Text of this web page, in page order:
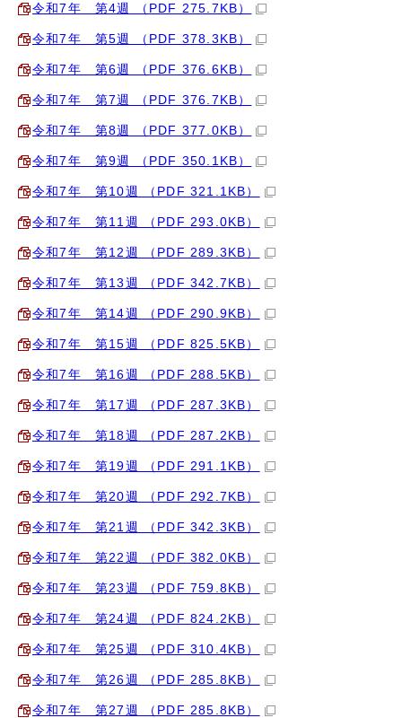
令和7年 第4週 （PDF 275.7KB）
令和7年 第5週 （PDF 378.3KB）
令和7年 第6週 （PDF 376.6KB）
令和7年 第7週 （PDF 376.7KB）
令和7年 第8週 （PDF 377.0KB）
令和7年 第9週 （PDF 350.1KB）
令和7年 第10週 （PDF 321.1KB）
令和7年 第11週 （PDF 293.0KB）
令和7年 第12週 （PDF 289.3KB）
令和7年 第13週 （PDF 342.7KB）
令和7年 第14週 （PDF 290.9KB）
令和7年 第15週 （PDF 825.5KB）
令和7年 第16週 （PDF 288.5KB）
令和7年 第17週 （PDF 287.3KB）
令和7年 第18週 （PDF 287.2KB）
令和7年 第19週 （PDF 291.1KB）
令和7年 第20週 （PDF 292.7KB）
令和7年 第21週 （PDF 342.3KB）
令和7年 第22週 （PDF 382.0KB）
令和7年 第23週 （PDF 759.8KB）
令和7年 第24週 （PDF 824.2KB）
令和7年 第25週 （PDF 310.4KB）
令和7年 第26週 （PDF 285.8KB）
令和7年 第27週 （PDF 285.8KB）